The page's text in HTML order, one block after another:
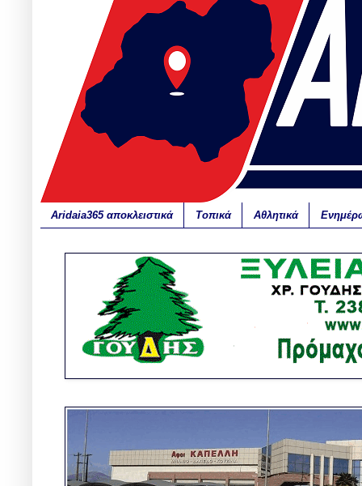
Aridaia365 αποκλειστικά Τοπικά Αθλητικά